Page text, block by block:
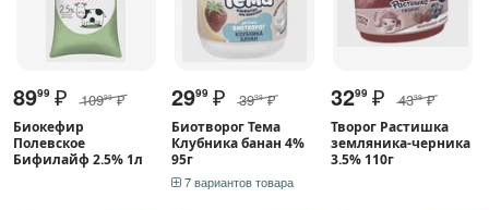
8999 ₽ 10999 ₽
Биокефир
Полевское
Бифилайф 2.5% 1л
2999 ₽ 3999 ₽
Биотворог Тема
Клубника банан 4%
95г
7 вариантов товара
3299 ₽ 4399 ₽
Творог Растишка
земляника-черника
3.5% 110г